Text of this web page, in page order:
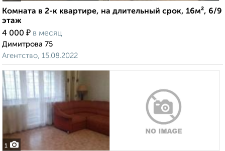
Комната в 2-к квартире, на длительный срок, 16м², 6/9
этаж
4 000 ₽ в месяц
Димитрова 75
Агентство, 15.08.2022
1